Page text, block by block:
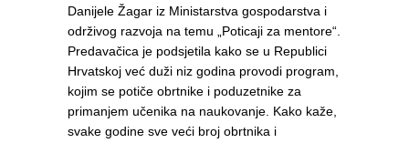
Danijele Žagar iz Ministarstva gospodarstva i
održivog razvoja na temu „Poticaji za mentore“.
Predavačica je podsjetila kako se u Republici
Hrvatskoj već duži niz godina provodi program,
kojim se potiče obrtnike i poduzetnike za
primanjem učenika na naukovanje. Kako kaže,
svake godine sve veći broj obrtnika i